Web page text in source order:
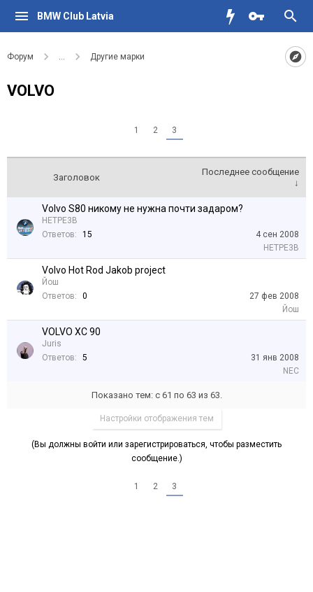
BMW Club Latvia
Форум ... Другие марки
VOLVO
1 2 3
Заголовок
Последнее сообщение
↓
Volvo S80 никому не нужна почти задаром?
HETPE3B
Ответов:
15
4 сен 2008
HETPE3B
Volvo Hot Rod Jakob project
Йош
Ответов:
0
27 фев 2008
Йош
VOLVO XC 90
Juris
Ответов:
5
31 янв 2008
NEC
Показано тем: с 61 по 63 из 63.
Настройки отображения тем
(Вы должны войти или зарегистрироваться, чтобы разместить
сообщение.)
1 2 3